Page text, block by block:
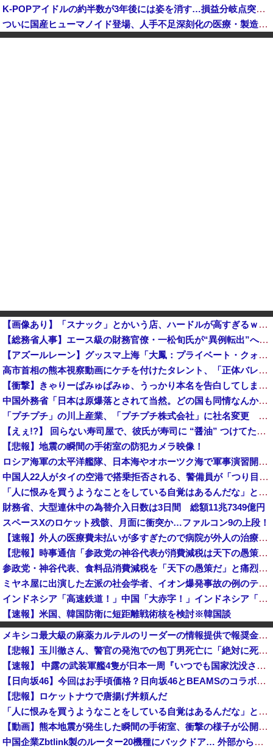
K-POPアイドルの約半数が3年後には姿を消す…損益分岐点突破は4％未満
ついに国産ヒューマノイド登場、人手不足深刻化の医療・製造現場などでの活用想定！
【衝撃】 中国製ルーター20機種にバックドア発見！ ネットに繋ぐだけで35秒ごとに中国のサーバーと通信
【画像あり】「スナック」とかいう店、ハードルが高すぎるｗｗｗｗｗｗｗ
【総務省人事】エース級の財務官僚・一松旬氏が“異例転出”へ 官邸幹部「協力的でなかったから」
【アズールレーン】グッスマ上海「大鳳：プライベート・クォーターズVer.」フィギュア【原型公開】他
高市首相の熊本視察動画にケチを付けたタレント、「正体バレバレよな」と黒電話の呼び方であっさりと……
【衝撃】きゃりーぱみゅぱみゅ、うっかり本名を告白してしまう！！！！！
中国外務省「日本は原爆落とされて当然。どの国も同情なんかしない」
「プチプチ」の川上産業、「プチプチ株式会社」に社名変更 創業58年で [8/7]
【えぇ!?】 回らない寿司屋で、彼氏が寿司に “醤油” つけてた→私「は？30にもなって、醤油つけるとか恥ずかしい！ドン引き！低レベル!! 回転寿司しか行ったことない人はこれだから…」
【悲報】地震の瞬間の手術室の防犯カメラ映像！
ロシア海軍の太平洋艦隊、日本海やオホーツク海で軍事演習開始…ウクライナ支援続ける日本を威嚇か！
中国人22人がタイの空港で搭乗拒否される、警備員が「つり目」ジェスチャー―香港メディア [8/6]
「人に恨みを買うようなことをしている自覚はあるんだな」と高市首相を嘲笑った左派、平和記念式典での演説にケチを付けるも……
財務省、大型連休中の為替介入日数は3日間 総額11兆7349億円
スペースXのロケット残骸、月面に衝突か…ファルコン9の上段！
【速報】外人の医療費未払いが多すぎたので病院が外人の治療を断るようになってしまう
【悲報】時事通信「参政党の神谷代表が消費減税は天下の愚策と批判してるぞ！」 → 安藤幹事長「タイトルに偽りあり！『参政党は消費税廃止派、減税派』...
参政党・神谷代表、食料品消費減税を「天下の愚策だ」と痛烈批判！
ミヤネ屋に出演した左派の社会学者、イオン爆発事故の例のテナントに理解を示して……
インドネシア「高速鉄道！」中国「大赤字！」インドネシア「運営会社の株式購入！（負債対策」中国「はい（巨額負債」インドネシア「700km延伸計画！...
【速報】米国、韓国防衛に短距離戦術核を検討※韓国談
新党設立についてひろゆきさん「公約守らなかったら給料を差し押さえて市民に配ります」「平均的な収入の人が結婚できるようにしなければならない」
財務省、大型連休中の為替介入日数は3日間 総額11兆7349億円
メキシコ最大級の麻薬カルテルのリーダーの情報提供で報奨金約39億円！
【悲報】玉川徹さん、警官の発泡での包丁男死亡に「絶対に死刑にならない罪なのに警察が死刑にした！」 → 元警官のマジレスがコチラ → ………
【速報】 中露の武装軍艦4隻が日本一周『いつでも国家沈没させられるぞ』
【日向坂46】今回はお手頃価格？日向坂46とBEAMSのコラボが決定！！
【悲報】ロケットナウで唐揚げ丼頼んだ
「人に恨みを買うようなことをしている自覚はあるんだな」と高市首相を嘲笑った左派、平和記念式典での演説にケチを付けるも……
【動画】熊本地震が発生した瞬間の手術室、衝撃の様子が公開されて16万いいね プロすぎると称賛の声が集まる
中国企業Zbtlink製のルーター20機種にバックドア… 外部から完全制御のおそれ